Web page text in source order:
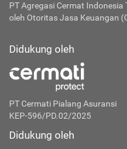
PT Agregasi Cermat Indonesia
oleh Otoritas Jasa Keuangan
Didukung oleh
PT Cermati Pialang Asuransi
KEP-596/PD.02/2025
Didukung oleh